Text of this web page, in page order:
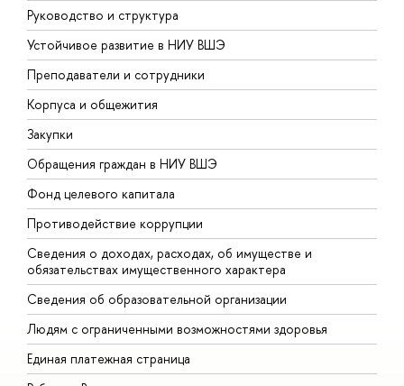
Руководство и структура
Устойчивое развитие в НИУ ВШЭ
Преподаватели и сотрудники
Корпуса и общежития
Закупки
Обращения граждан в НИУ ВШЭ
Фонд целевого капитала
Противодействие коррупции
Сведения о доходах, расходах, об имуществе и
обязательствах имущественного характера
Сведения об образовательной организации
Людям с ограниченными возможностями здоровья
Единая платежная страница